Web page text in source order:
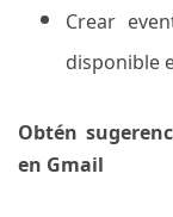
Crear
disponible
Obtén
en Gmail